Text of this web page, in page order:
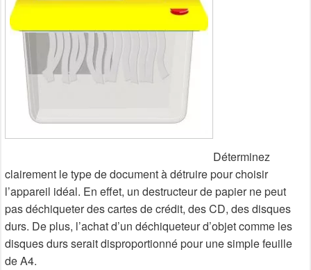
Déterminez
clairement le type de document à détruire pour choisir
l’appareil idéal. En effet, un destructeur de papier ne peut
pas déchiqueter des cartes de crédit, des CD, des disques
durs. De plus, l’achat d’un déchiqueteur d’objet comme les
disques durs serait disproportionné pour une simple feuille
de A4.